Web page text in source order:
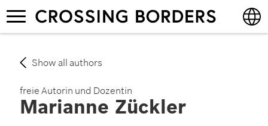
Skip
to
main
Toggle
navigation
Show all authors
freie Autorin und Dozentin
Marianne Zückler